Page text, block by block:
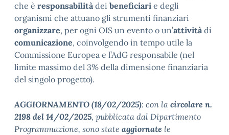
che è responsabilitàdei beneficiari e degli
organismi che attuano gli strumenti finanziari
organizzare, per ogni OIS un evento o un’attivitàdi
comunicazione, coinvolgendo in tempo utile la
Commissione Europea e l’AdG responsabile (nel
limite massimo del 3% della dimensione finanziaria
del singolo progetto).
AGGIORNAMENTO (18/02/2025): con la circolare n.
2198 del 14/02/2025, pubblicata dal Dipartimento
Programmazione, sono state aggiornate le